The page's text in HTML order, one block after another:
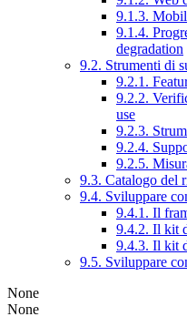
9.1.3.
9.1.4.
degradation
9.2. Strumenti di
9.2.1.
9.2.2.
use
9.2.3.
9.2.4.
9.2.5.
9.3. Catalogo del
9.4. Sviluppare
9.4.1. Il
9.4.2. Il kit
9.4.3. Il kit
9.5. Sviluppare
None
None